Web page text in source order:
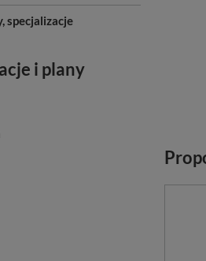
specjalizacje
i plany